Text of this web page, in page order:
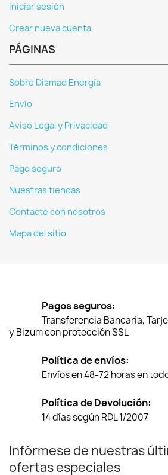
Iniciar sesión
Crear nueva cuenta
PÁGINAS
Sobre Dismad Energía
Envío
Aviso Legal y Privacidad
Términos y condiciones
Pago seguro
Nuestras tiendas
Contacte con nosotros
Mapa del sitio
Pagos seguros:
Transferencia Bancaria,
y Bizum con protección SSL
Política de envíos:
Envíos en 48-72 horas en
Política de Devolución:
14 días según RDL 1/2007
Infórmese de nuestras
ofertas especiales